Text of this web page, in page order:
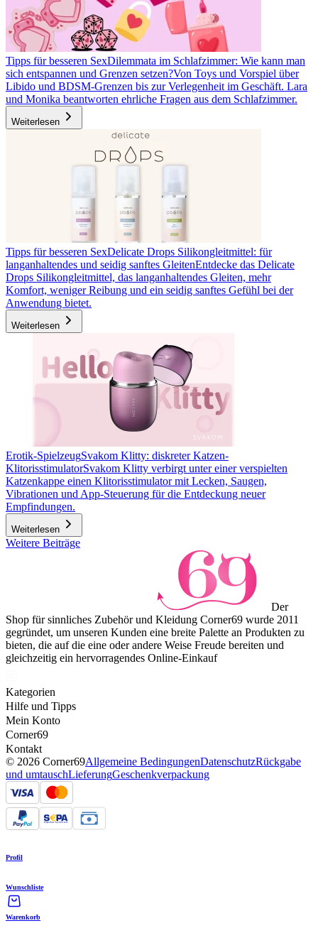
Tipps für besseren SexDilemmata im Schlafzimmer: Wie kann man
sich entspannen und Grenzen setzen?Von Toys und Vorspiel über
Libido und BDSM-Grenzen bis zur Verlegenheit im Geschäft. Lara
und Monika beantworten ehrliche Fragen aus dem Schlafzimmer.
Weiterlesen
Tipps für besseren SexDelicate Drops Silikongleitmittel: für
langanhaltendes und seidig sanftes GleitenEntdecke das Delicate
Drops Silikongleitmittel, das langanhaltendes Gleiten, mehr
Komfort, weniger Reibung und ein seidig sanftes Gefühl bei der
Anwendung bietet.
Weiterlesen
Erotik-SpielzeugSvakom Klitty: diskreter Katzen-
KlitorisstimulatorSvakom Klitty verbirgt unter einer verspielten
Katzenkappe einen Klitorisstimulator mit Lecken, Saugen,
Vibrationen und App-Steuerung für die Entdeckung neuer
Empfindungen.
Weiterlesen
Weitere Beiträge
Der
Shop für sinnliches Zubehör und Kleidung Corner69 wurde 2011
gegründet, um unseren Kunden eine breite Palette an Produkten zu
bieten, die auf die eine oder andere Weise Freude bereiten und
gleichzeitig ein hervorragendes Online-Einkauf
Kategorien
Hilfe und Tipps
Mein Konto
Corner69
Kontakt
© 2026 Corner69Allgemeine BedingungenDatenschutzRückgabe
und umtauschLieferungGeschenkverpackung
Profil
Wunschliste
Warenkorb